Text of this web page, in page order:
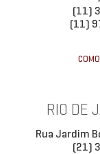
(11)
(11)
RIO DE
Rua Jardim
(21)